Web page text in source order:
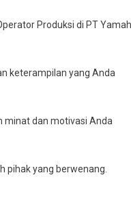
Produksi di PT
keterampilan yang Anda
minat dan motivasi Anda
pihak yang berwenang.